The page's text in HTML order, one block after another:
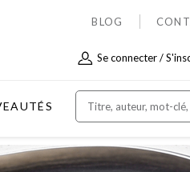
BLOG
Se connecter